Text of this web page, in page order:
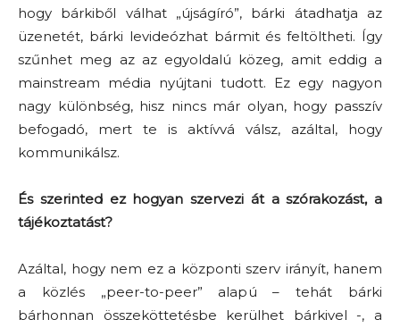
hogy bárkiből válhat „újságíró”, bárki átadhatja az
üzenetét, bárki levideózhat bármit és feltöltheti. Így
szűnhet meg az az egyoldalú közeg, amit eddig a
mainstream média nyújtani tudott. Ez egy nagyon
nagy különbség, hisz nincs már olyan, hogy passzív
befogadó, mert te is aktívvá válsz, azáltal, hogy
kommunikálsz.
És szerinted ez hogyan szervezi át a szórakozást, a
tájékoztatást?
Azáltal, hogy nem ez a központi szerv irányít, hanem
a közlés „peer-to-peer” alapú – tehát bárki
bárhonnan összeköttetésbe kerülhet bárkivel -, a